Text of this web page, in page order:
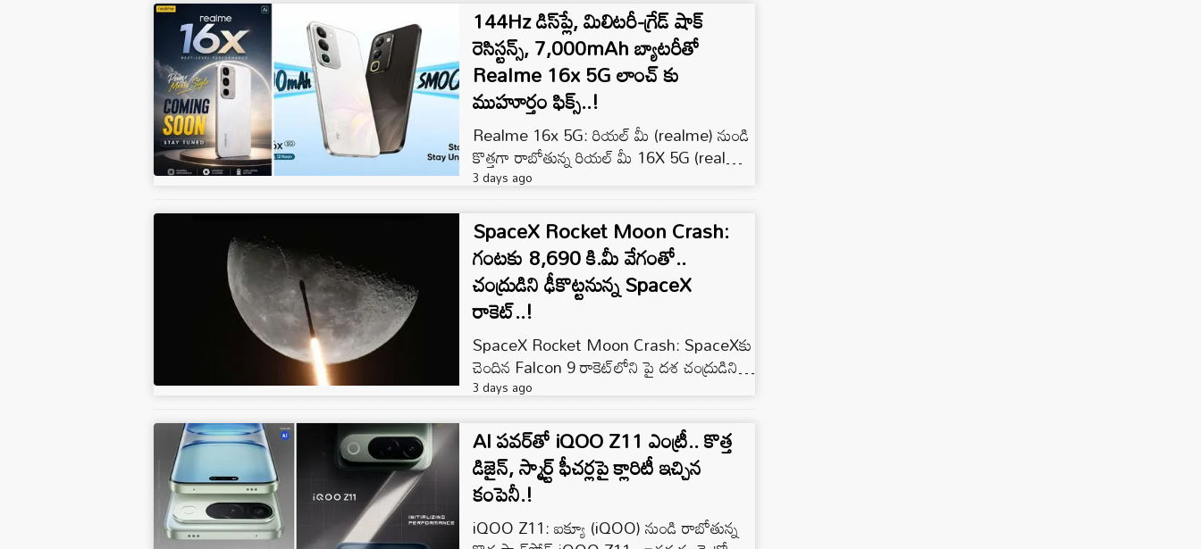
144Hz డిస్‌ప్లే, మిలిటరీ-గ్రేడ్ షాక్
రెసిస్టన్స్, 7,000mAh బ్యాటరీతో
Realme 16x 5G లాంచ్ కు
ముహూర్తం ఫిక్స్..!
Realme 16x 5G: రియల్ మీ (realme) నుండి
కొత్తగా రాబోతున్న రియల్ మీ 16X 5G (realme
16x 5G) స్మార్ట్‌ఫోన్‌ను భారత మార్కెట్లో ఆగస్టు
3 days ago
SpaceX Rocket Moon Crash:
గంటకు 8,690 కి.మీ వేగంతో..
చంద్రుడిని ఢీకొట్టనున్న SpaceX
రాకెట్‌..!
SpaceX Rocket Moon Crash: SpaceXకు
చెందిన Falcon 9 రాకెట్‌లోని పై దశ చంద్రుడిని
ఢీకొట్టనుంది. గంటకు సుమారు 8,690 కిలోమీటర్ల
3 days ago
AI పవర్‌తో iQOO Z11 ఎంట్రీ.. కొత్త
డిజైన్, స్మార్ట్ ఫీచర్లపై క్లారిటీ ఇచ్చిన
కంపెనీ.!
iQOO Z11: ఐక్యూ (iQOO) నుండి రాబోతున్న